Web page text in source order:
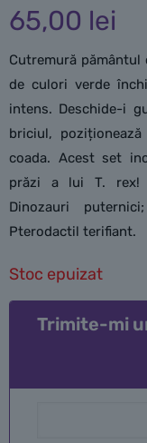
65,00 lei
Cutremură pământul
de culori verde
intens. Deschide-i
briciul,
coada. Acest set
prăzi a lui T. rex!
Dinozauri
Pterodactil terifiant.
Stoc epuizat
Trimite-mi